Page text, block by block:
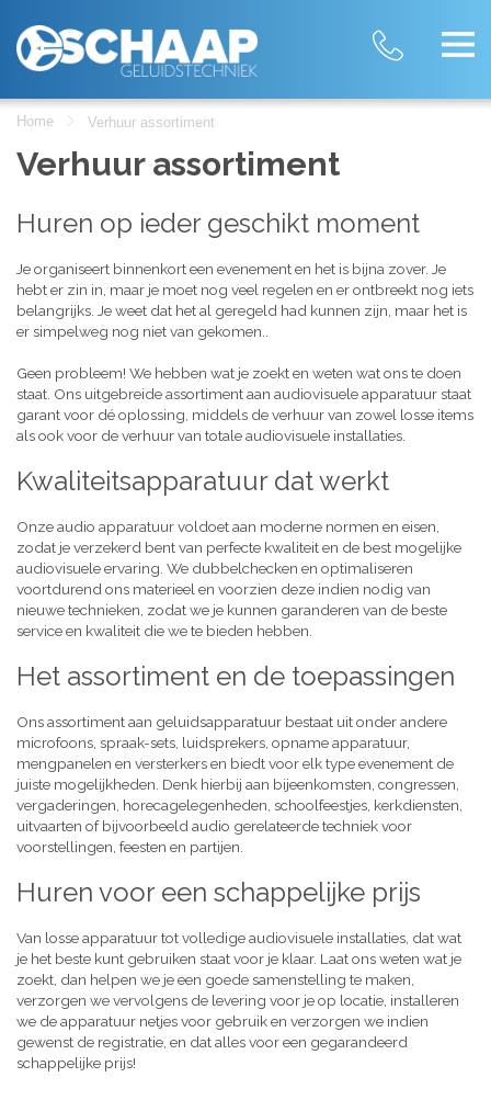
Home Verhuur assortiment
Verhuur assortiment
Huren op ieder geschikt moment
Je organiseert binnenkort een evenement en het is bijna zover. Je
hebt er zin in, maar je moet nog veel regelen en er ontbreekt nog iets
belangrijks. Je weet dat het al geregeld had kunnen zijn, maar het is
er simpelweg nog niet van gekomen..
Geen probleem! We hebben wat je zoekt en weten wat ons te doen
staat. Ons uitgebreide assortiment aan audiovisuele apparatuur staat
garant voor dé oplossing, middels de verhuur van zowel losse items
als ook voor de verhuur van totale audiovisuele installaties.
Kwaliteitsapparatuur dat werkt
Onze audio apparatuur voldoet aan moderne normen en eisen,
zodat je verzekerd bent van perfecte kwaliteit en de best mogelijke
audiovisuele ervaring. We dubbelchecken en optimaliseren
voortdurend ons materieel en voorzien deze indien nodig van
nieuwe technieken, zodat we je kunnen garanderen van de beste
service en kwaliteit die we te bieden hebben.
Het assortiment en de toepassingen
Ons assortiment aan geluidsapparatuur bestaat uit onder andere
microfoons, spraak-sets, luidsprekers, opname apparatuur,
mengpanelen en versterkers en biedt voor elk type evenement de
juiste mogelijkheden. Denk hierbij aan bijeenkomsten, congressen,
vergaderingen, horecagelegenheden, schoolfeestjes, kerkdiensten,
uitvaarten of bijvoorbeeld audio gerelateerde techniek voor
voorstellingen, feesten en partijen.
Huren voor een schappelijke prijs
Van losse apparatuur tot volledige audiovisuele installaties, dat wat
je het beste kunt gebruiken staat voor je klaar. Laat ons weten wat je
zoekt, dan helpen we je een goede samenstelling te maken,
verzorgen we vervolgens de levering voor je op locatie, installeren
we de apparatuur netjes voor gebruik en verzorgen we indien
gewenst de registratie, en dat alles voor een gegarandeerd
schappelijke prijs!